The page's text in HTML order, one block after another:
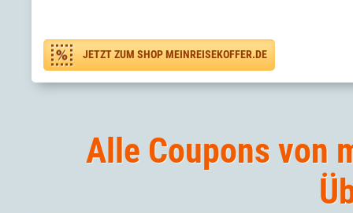
JETZT ZUM SHOP MEINREISEKOFFER.DE
Alle Coupons von